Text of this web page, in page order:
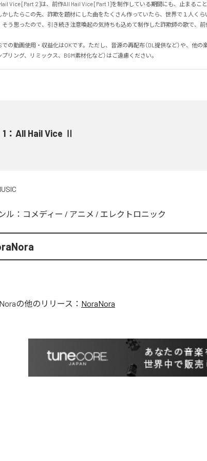
Vice [Part 2]は、前作All Hail Vice [Part 1]を制作している期間にも、止まるこ
かしたらこの先、詐欺を題材にした曲をたくさん作っていたら、世界で１人く
そう思ったので、引き続き注意喚起の気持ちも込めて制作した詐欺師の歌で、前
での動画使用・収益化はOKです。ただし、音源の再配布（DL提供など）や、他の
プリング、リミックス、BGM素材化など）はご遠慮ください。
1 ： All Hail Vice Ⅱ
ル： コメディー / アニメ / エレクトロニック
の他のリリース： NoraNora